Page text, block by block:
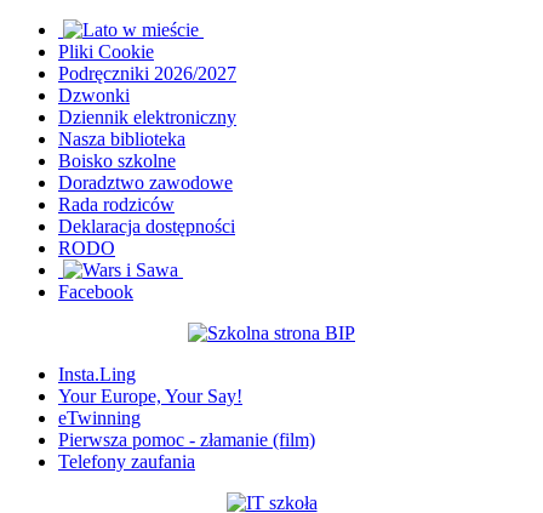
Pliki Cookie
Podręczniki 2026/2027
Dzwonki
Dziennik elektroniczny
Nasza biblioteka
Boisko szkolne
Doradztwo zawodowe
Rada rodziców
Deklaracja dostępności
RODO
Facebook
Insta.Ling
Your Europe, Your Say!
eTwinning
Pierwsza pomoc - złamanie (film)
Telefony zaufania